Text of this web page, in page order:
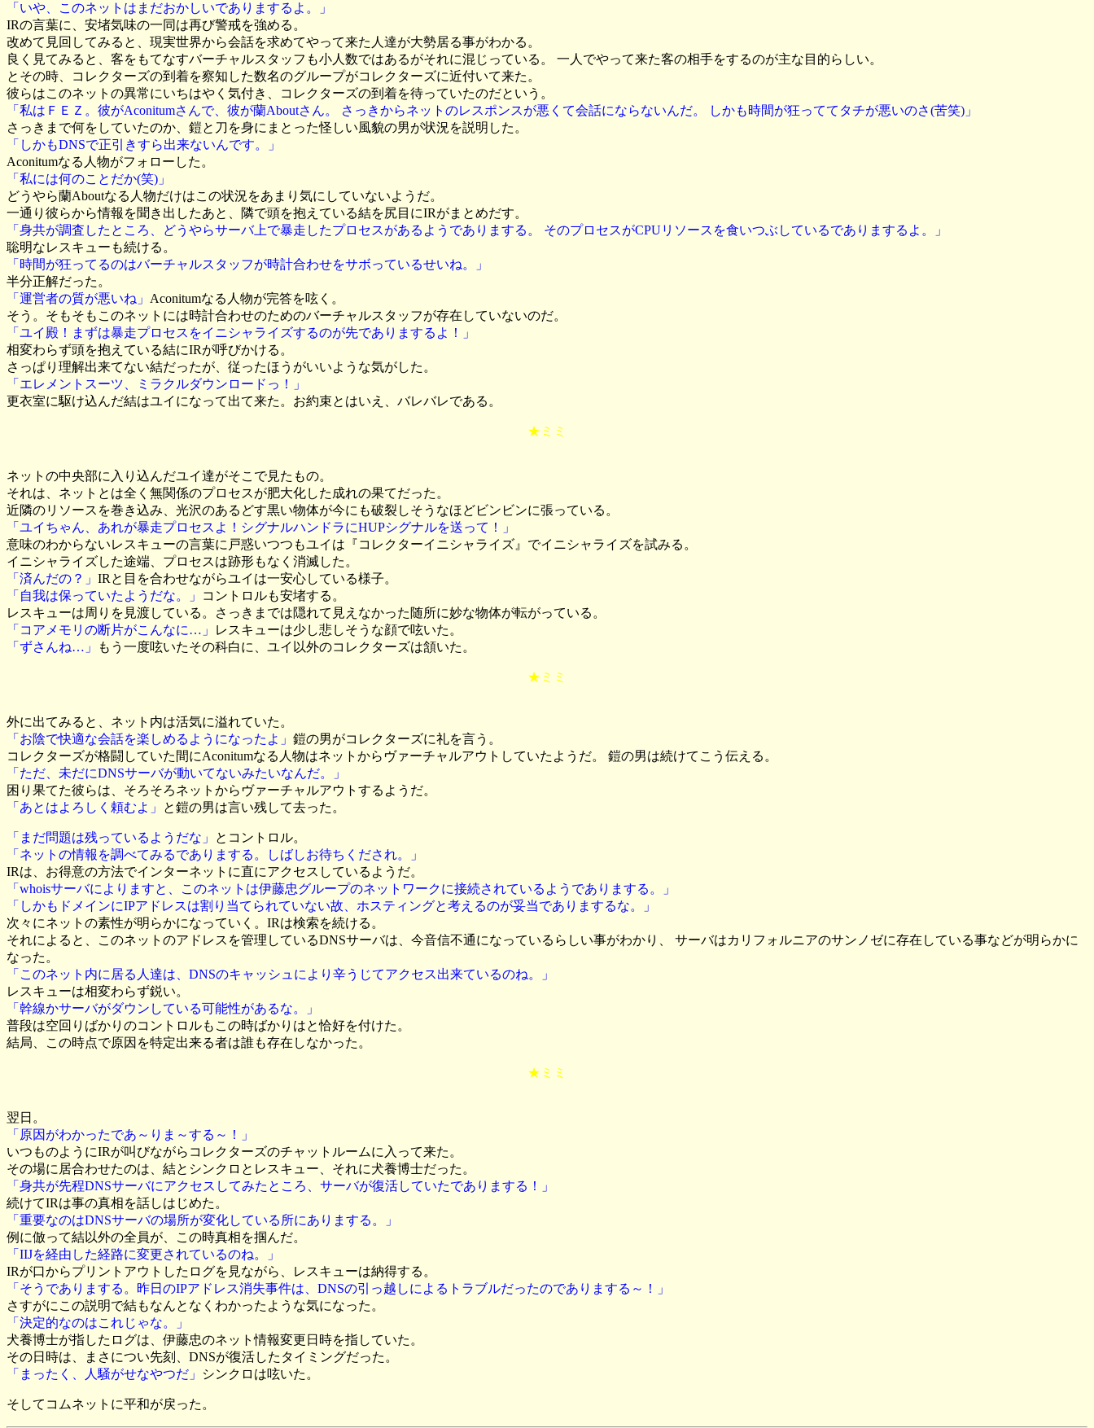
「いや、このネットはまだおかしいでありまするよ。」
IRの言葉に、安堵気味の一同は再び警戒を強める。
改めて見回してみると、現実世界から会話を求めてやって来た人達が大勢居る事がわかる。
良く見てみると、客をもてなすバーチャルスタッフも小人数ではあるがそれに混じっている。 一人でやって来た客の相手をするのが主な目的らしい。
とその時、コレクターズの到着を察知した数名のグループがコレクターズに近付いて来た。
彼らはこのネットの異常にいちはやく気付き、コレクターズの到着を待っていたのだという。
「私はＦＥＺ。彼がAconitumさんで、彼が蘭Aboutさん。 さっきからネットのレスポンスが悪くて会話にならないんだ。 しかも時間が狂っててタチが悪いのさ(苦笑)」
さっきまで何をしていたのか、鎧と刀を身にまとった怪しい風貌の男が状況を説明した。
「しかもDNSで正引きすら出来ないんです。」
Aconitumなる人物がフォローした。
「私には何のことだか(笑)」
どうやら蘭Aboutなる人物だけはこの状況をあまり気にしていないようだ。
一通り彼らから情報を聞き出したあと、隣で頭を抱えている結を尻目にIRがまとめだす。
「身共が調査したところ、どうやらサーバ上で暴走したプロセスがあるようでありまする。 そのプロセスがCPUリソースを食いつぶしているでありまするよ。」
聡明なレスキューも続ける。
「時間が狂ってるのはバーチャルスタッフが時計合わせをサボっているせいね。」
半分正解だった。
「運営者の質が悪いね」 Aconitumなる人物が完答を呟く。
そう。そもそもこのネットには時計合わせのためのバーチャルスタッフが存在していないのだ。
「ユイ殿！まずは暴走プロセスをイニシャライズするのが先でありまするよ！」
相変わらず頭を抱えている結にIRが呼びかける。
さっぱり理解出来てない結だったが、従ったほうがいいような気がした。
「エレメントスーツ、ミラクルダウンロードっ！」
更衣室に駆け込んだ結はユイになって出て来た。お約束とはいえ、バレバレである。
★ミミ
ネットの中央部に入り込んだユイ達がそこで見たもの。
それは、ネットとは全く無関係のプロセスが肥大化した成れの果てだった。
近隣のリソースを巻き込み、光沢のあるどす黒い物体が今にも破裂しそうなほどビンビンに張っている。
「ユイちゃん、あれが暴走プロセスよ！シグナルハンドラにHUPシグナルを送って！」
意味のわからないレスキューの言葉に戸惑いつつもユイは『コレクターイニシャライズ』でイニシャライズを試みる。
イニシャライズした途端、プロセスは跡形もなく消滅した。
「済んだの？」 IRと目を合わせながらユイは一安心している様子。
「自我は保っていたようだな。」
コントロルも安堵する。
レスキューは周りを見渡している。さっきまでは隠れて見えなかった随所に妙な物体が転がっている。
「コアメモリの断片がこんなに…」
レスキューは少し悲しそうな顔で呟いた。
「ずさんね…」
もう一度呟いたその科白に、ユイ以外のコレクターズは頷いた。
★ミミ
外に出てみると、ネット内は活気に溢れていた。
「お陰で快適な会話を楽しめるようになったよ」 鎧の男がコレクターズに礼を言う。
コレクターズが格闘していた間にAconitumなる人物はネットからヴァーチャルアウトしていたようだ。 鎧の男は続けてこう伝える。
「ただ、未だにDNSサーバが動いてないみたいなんだ。」
困り果てた彼らは、そろそろネットからヴァーチャルアウトするようだ。
「あとはよろしく頼むよ」
と鎧の男は言い残して去った。
「まだ問題は残っているようだな」
とコントロル。
「ネットの情報を調べてみるでありまする。しばしお待ちくだされ。」
IRは、お得意の方法でインターネットに直にアクセスしているようだ。
「whoisサーバによりますと、このネットは伊藤忠グループのネットワークに接続されているようでありまする。」
「しかもドメインにIPアドレスは割り当てられていない故、ホスティングと考えるのが妥当でありまするな。」
次々にネットの素性が明らかになっていく。IRは検索を続ける。
それによると、このネットのアドレスを管理しているDNSサーバは、今音信不通になっているらしい事がわかり、 サーバはカリフォルニアのサンノゼに存在している事などが明らかに
なった。
「このネット内に居る人達は、DNSのキャッシュにより辛うじてアクセス出来ているのね。」
レスキューは相変わらず鋭い。
「幹線かサーバがダウンしている可能性があるな。」
普段は空回りばかりのコントロルもこの時ばかりはと恰好を付けた。
結局、この時点で原因を特定出来る者は誰も存在しなかった。
★ミミ
翌日。
「原因がわかったであ～りま～する～！」
いつものようにIRが叫びながらコレクターズのチャットルームに入って来た。
その場に居合わせたのは、結とシンクロとレスキュー、それに犬養博士だった。
「身共が先程DNSサーバにアクセスしてみたところ、サーバが復活していたでありまする！」
続けてIRは事の真相を話しはじめた。
「重要なのはDNSサーバの場所が変化している所にありまする。」
例に倣って結以外の全員が、この時真相を掴んだ。
「IIJを経由した経路に変更されているのね。」
IRが口からプリントアウトしたログを見ながら、レスキューは納得する。
「そうでありまする。昨日のIPアドレス消失事件は、DNSの引っ越しによるトラブルだったのでありまする～！」
さすがにこの説明で結もなんとなくわかったような気になった。
「決定的なのはこれじゃな。」
犬養博士が指したログは、伊藤忠のネット情報変更日時を指していた。
その日時は、まさについ先刻、DNSが復活したタイミングだった。
「まったく、人騒がせなやつだ」
シンクロは呟いた。
そしてコムネットに平和が戻った。